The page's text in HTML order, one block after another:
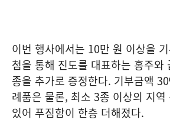
이번 행사에서는 10만 원 이상을
첨을 통해 진도를 대표하는 홍주와
종을 추가로 증정한다. 기부금액
례품은 물론, 최소 3종 이상의 지
있어 푸짐함이 한층 더해졌다.